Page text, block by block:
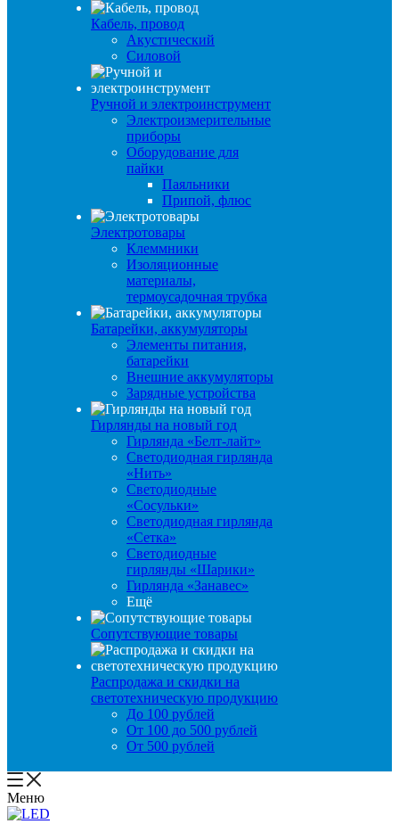
Кабель, провод
Акустический
Силовой
Ручной и электроинструмент
Электроизмерительные
приборы
Оборудование для
пайки
Паяльники
Припой, флюс
Электротовары
Клеммники
Изоляционные
материалы,
термоусадочная трубка
Батарейки, аккумуляторы
Элементы питания,
батарейки
Внешние аккумуляторы
Зарядные устройства
Гирлянды на новый год
Гирлянда «Белт-лайт»
Светодиодная гирлянда
«Нить»
Светодиодные
«Сосульки»
Светодиодная гирлянда
«Сетка»
Светодиодные
гирлянды «Шарики»
Гирлянда «Занавес»
Ещё
Сопутствующие товары
Распродажа и скидки на
светотехническую продукцию
До 100 рублей
От 100 до 500 рублей
От 500 рублей
Меню